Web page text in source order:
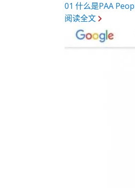
01 什么是PAA
阅读全文